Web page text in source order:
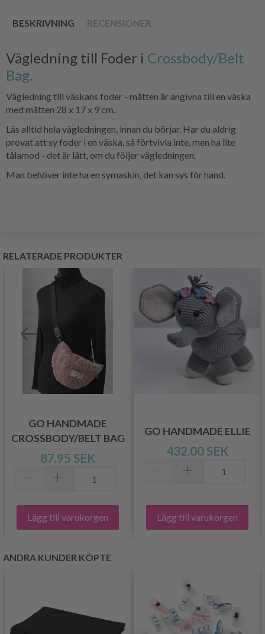
BESKRIVNING RECENSIONER
Vägledning till Foder i Crossbody/Belt
Bag.
Vägledning till väskans foder - måtten är angivna till en väska
med måtten 28 x 17 x 9 cm.
Läs alltid hela vägledningen, innan du börjar. Har du aldrig
provat att sy foder i en väska, så förtvivla inte, men ha lite
tålamod - det är lätt, om du följer vägledningen.
Man behöver inte ha en symaskin, det kan sys för hand.
RELATERADE PRODUKTER
GO HANDMADE
CROSSBODY/BELT BAG
87.95 SEK
Lägg till varukorgen
GO HANDMADE ELLIE
432.00 SEK
Lägg till varukorgen
ANDRA KUNDER KÖPTE